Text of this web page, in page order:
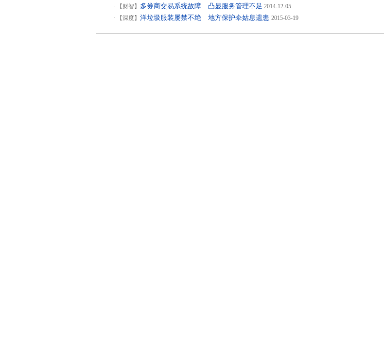
·
【财智】 多券商交易系统故障 凸显服务管理不足 2014-12-05
·
【深度】 洋垃圾服装屡禁不绝 地方保护伞姑息遗患 2015-03-19